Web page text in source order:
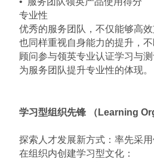
专业性
优秀的服务团队，不仅能够高
也同样重视自身能力的提升，
顾问参与领英专业认证学习与
为服务团队提升专业性的体现。
学习型组织先锋 （Learning
探索人才发展新方式：率先采
在组织内创建学习型文化：